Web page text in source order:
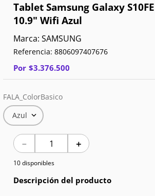
Tablet Samsung Galaxy
10.9" Wifi Azul
SAMSUNG
Referencia: 8806097407676
Por $3.376.500
FALA_ColorBasico
Azul
＋
－
10 disponibles
Descripción del producto
3.
Celulares Samsung
4.
Televisores
5.
Red Magic
7.
Celulares
8.
Iphone 15 Pro Max
9.
Iphone 17
10. Samsung S26